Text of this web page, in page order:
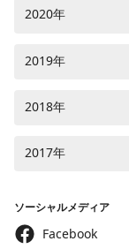
2020年
2019年
2018年
2017年
ソーシャルメディア
Facebook